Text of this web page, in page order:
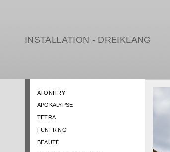
INSTALLATION - DREIKLANG
ATONITRY
APOKALYPSE
TETRA
FÜNFRING
BEAUTÉ